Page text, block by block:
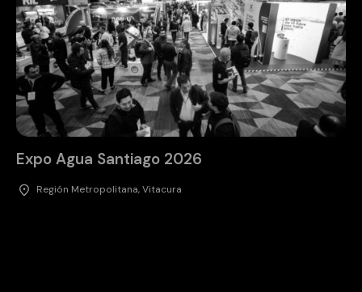
Expo Agua Santiago 2026
Región Metropolitana, Vitacura